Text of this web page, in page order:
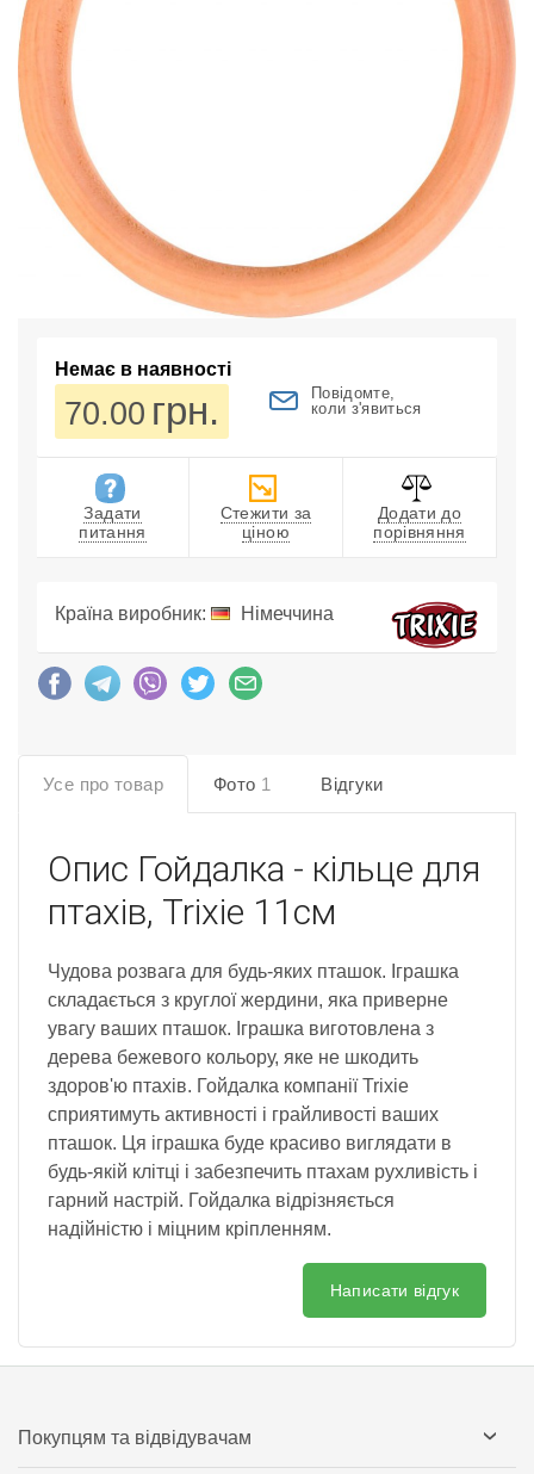
Немає в наявності
70.00 грн.
Повідомте,
коли з'явиться
Задати
питання
Стежити за
ціною
Додати до
порівняння
Країна виробник: Німеччина
Усе про товар Фото 1 Відгуки
Опис Гойдалка - кільце для
птахів, Trixie 11см
Чудова розвага для будь-яких пташок. Іграшка
складається з круглої жердини, яка приверне
увагу ваших пташок. Іграшка виготовлена з
дерева бежевого кольору, яке не шкодить
здоров'ю птахів. Гойдалка компанії Trixie
сприятимуть активності і грайливості ваших
пташок. Ця іграшка буде красиво виглядати в
будь-якій клітці і забезпечить птахам рухливість і
гарний настрій. Гойдалка відрізняється
надійністю і міцним кріпленням.
Написати відгук
Покупцям та відвідувачам